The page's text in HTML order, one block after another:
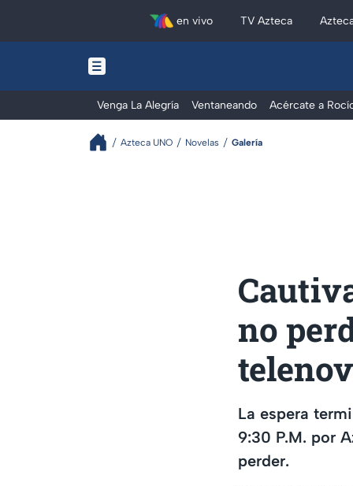
en vivo TV Azteca
Venga La Alegría Ventaneando Acércate a
Azteca UNO Novelas Galería
no
La espera
9:30 P.M. por
perder.